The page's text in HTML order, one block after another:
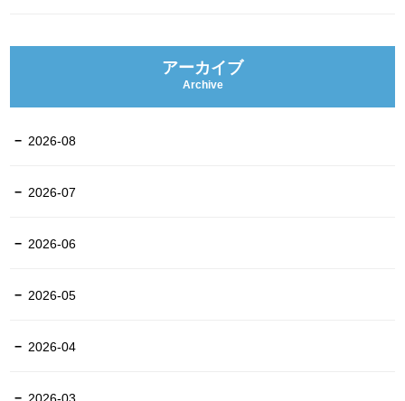
アーカイブ
Archive
2026-08
2026-07
2026-06
2026-05
2026-04